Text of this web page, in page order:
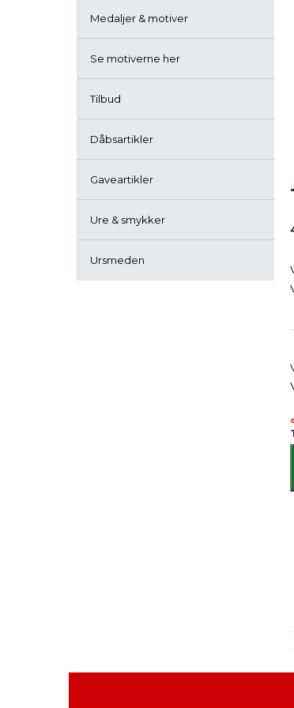
Medaljer & motiver
Se motiverne her
Tilbud
Dåbsartikler
Gaveartikler
Ure & smykker
Ursmeden